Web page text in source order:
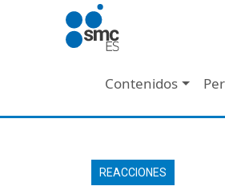
Pasar al contenido principal
Contenidos
REACCIONES